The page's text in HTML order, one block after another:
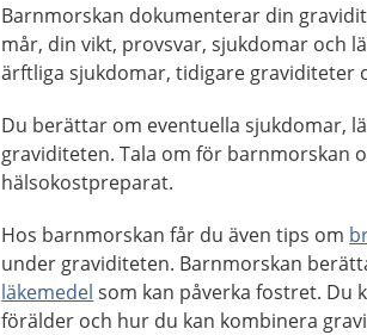
Barnmorskan dokumenterar din
mår, din vikt, provsvar, sjukdomar och
ärftliga sjukdomar, tidigare graviditeter
Du berättar om eventuella sjukdomar,
graviditeten. Tala om för barnmorskan
hälsokostpreparat.
Hos barnmorskan får du även tips om
under graviditeten. Barnmorskan
läkemedel som kan påverka fostret. Du
förälder och hur du kan kombinera